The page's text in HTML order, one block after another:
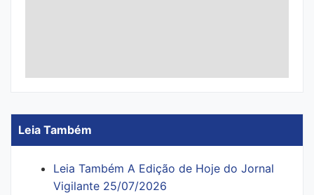
Leia Também
Leia Também A Edição de Hoje do Jornal
Vigilante 25/07/2026